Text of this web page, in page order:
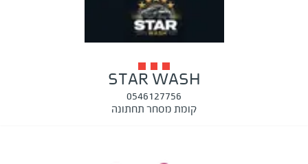
STAR WASH
0546127756
קומת מסחר תחתונה